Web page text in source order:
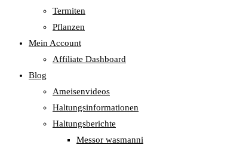
Termiten
Pflanzen
Mein Account
Affiliate Dashboard
Blog
Ameisenvideos
Haltungsinformationen
Haltungsberichte
Messor wasmanni